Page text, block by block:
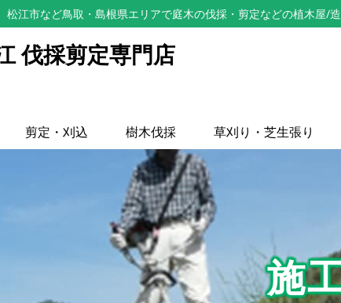
松江市など鳥取・島根県エリアで庭木の伐採・剪定などの植木屋/
伐採剪定専門店
剪定・刈込 樹木伐採 草刈り・芝生張り
施